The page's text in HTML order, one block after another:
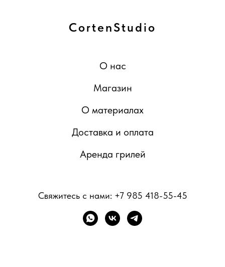
CortenStudio
О нас
Магазин
О материалах
Доставка и оплата
Аренда грилей
Свяжитесь с нами: +7 985 418-55-45